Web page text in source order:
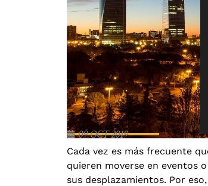
09 OCT 2019
Cada vez es más frecuente
quieren moverse en eventos
sus desplazamientos. Por